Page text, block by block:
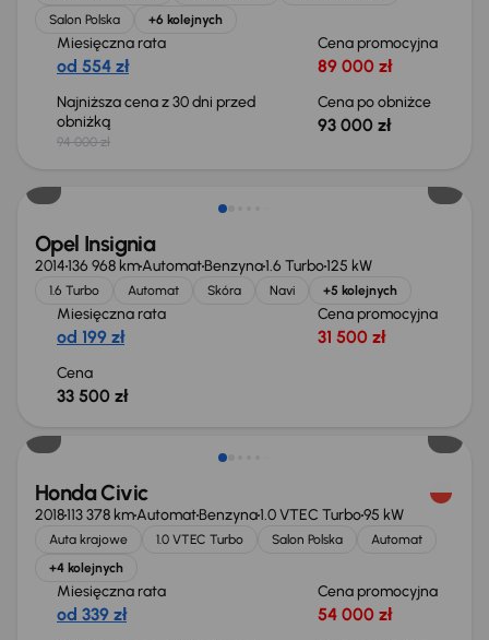
Salon Polska
+6 kolejnych
Miesięczna rata
od 554 zł
Cena promocyjna
89 000 zł
Najniższa cena z 30 dni przed
obniżką
94 000 zł
Cena po obniżce
93 000 zł
Opel Insignia
2014136 968 kmAutomatBenzyna1.6 Turbo125 kW
1.6 Turbo Automat Skóra Navi +5 kolejnych
Miesięczna rata
od 199 zł
Cena promocyjna
31 500 zł
Cena
33 500 zł
Taniej o 1 500 zł
Honda Civic
2018113 378 kmAutomatBenzyna1.0 VTEC Turbo95 kW
Auta krajowe 1.0 VTEC Turbo Salon Polska
Automat
+4 kolejnych
Miesięczna rata
od 339 zł
Cena promocyjna
54 000 zł